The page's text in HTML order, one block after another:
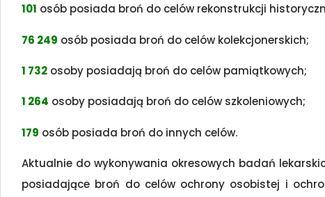
101 osób posiada broń do celów rekonstrukcji
76 249 osób posiada broń do celów kolekcjonerskich;
1 732 osoby posiadają broń do celów pamiątkowych;
1 264 osoby posiadają broń do celów szkoleniowych;
179 osób posiada broń do innych celów.
Aktualnie do wykonywania okresowych badań
posiadające broń do celów ochrony osobistej i